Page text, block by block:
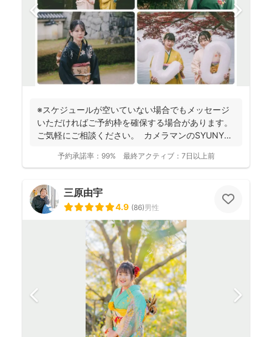
※スケジュールが空いていない場合でもメッセージ
いただければご予約枠を確保する場合があります。
ご気軽にご相談ください。 カメラマンのSYUNYA
予約承諾率： 99% 最終アクティブ： 7日以上前
三原由宇
4.9 (86)男性